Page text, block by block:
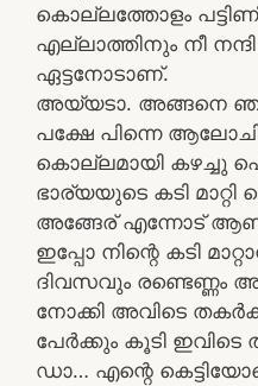
കൊല്ലത്തോളം
എല്ലാത്തിനും നീ
ഏട്ടനോടാണ്.
അയ്യടാ. അങ്ങനെ
പക്ഷേ പിന്നെ
കൊല്ലമായി കഴച്ചു
ഭാര്യയുടെ കടി
അങ്ങേര് എന്നോട് ആണ്
ഇപ്പോ നിന്റെ കടി
ദിവസവും രണ്ടെണ്ണം
നോക്കി അവിടെ
പേർക്കും കൂടി ഇവിടെ
ഡാ… എന്റെ